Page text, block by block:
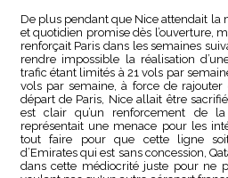
De plus pendant que Nice attendait la
et quotidien promise dès l’ouverture,
renforçait Paris dans les semaines
rendre impossible la réalisation
trafic étant limités à 21 vols par
vols par semaine, à force de rajouter
départ de Paris, Nice allait être
est clair qu’un renforcement de
représentait une menace pour les
tout faire pour que cette ligne
d’Emirates qui est sans concession,
dans cette médiocrité juste pour ne